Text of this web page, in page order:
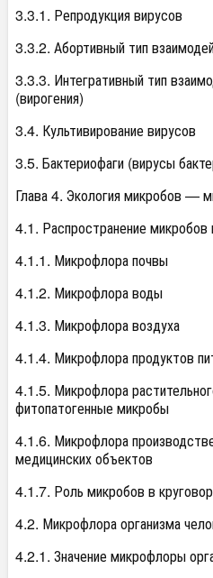
3.3.1. Репродукция вирусов
3.3.2. Абортивный тип
3.3.3. Интегративный тип
(вирогения)
3.4. Культивирование вирусов
3.5. Бактериофаги (вирусы
Глава 4. Экология микробов —
4.1. Распространение
4.1.1. Микрофлора почвы
4.1.2. Микрофлора воды
4.1.3. Микрофлора воздуха
4.1.4. Микрофлора продуктов
4.1.5. Микрофлора
фитопатогенные микробы
4.1.6. Микрофлора
медицинских объектов
4.1.7. Роль микробов в
4.2. Микрофлора организма
4.2.1. Значение микрофлоры